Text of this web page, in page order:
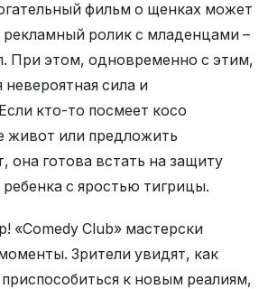
фильм о щенках может
рекламный ролик с младенцами –
При этом, одновременно с этим,
сила и
кто-то посмеет косо
живот или предложить
она готова встать на защиту
с яростью тигрицы.
«Comedy Club» мастерски
Зрители увидят, как
к новым реалиям,